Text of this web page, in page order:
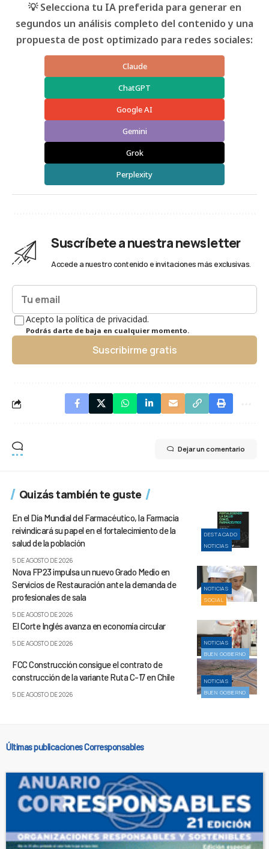
💡 Selecciona tu IA preferida para generar en
segundos un análisis completo del contenido y una
propuesta de post optimizado para redes sociales:
Claude
ChatGPT
Google AI
Gemini
Grok
Perplexity
Suscríbete a nuestra newsletter
Accede a nuestro contenido e invitaciones más exclusivas.
Acepto la política de privacidad.
Podrás darte de baja en cualquier momento.
Suscribirme gratis
Dejar un comentario
Quizás también te guste
DESTACADO
NOTICIAS
En el Día Mundial del Farmacéutico, la Farmacia
reivindicará su papel en el fortalecimiento de la
salud de la población
5 DE AGOSTO DE 2026
NOTICIAS
SOCIAL
Nova FP23 impulsa un nuevo Grado Medio en
Servicios de Restauración ante la demanda de
profesionales de sala
5 DE AGOSTO DE 2026
NOTICIAS
BUEN GOBIERNO
El Corte Inglés avanza en economía circular
5 DE AGOSTO DE 2026
NOTICIAS
BUEN GOBIERNO
FCC Construcción consigue el contrato de
construcción de la variante Ruta C-17 en Chile
5 DE AGOSTO DE 2026
Últimas publicaciones Corresponsables